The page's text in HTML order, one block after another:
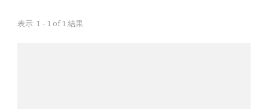
表示: 1 - 1 of 1 結果